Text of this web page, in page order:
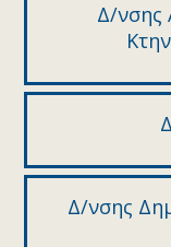
Δ/νσης
Δ/νσης